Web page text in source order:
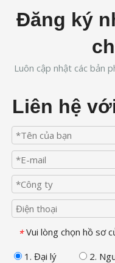
Đăng ký
Luôn cập nhật các bản
Liên hệ
* Vui lòng chọn hồ sơ
1. Đại lý
2.